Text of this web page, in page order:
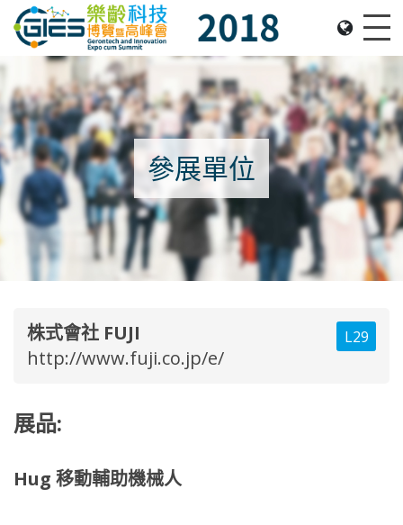
Date: Expo: 22-25 November 2018, Venue: Hall 1A-
參展單位
L29
株式會社 FUJI
http://www.fuji.co.jp/e/
展品:
Hug 移動輔助機械人